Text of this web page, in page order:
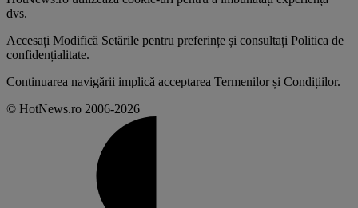
dvs.
Accesați Modifică Setările pentru preferințe și consultați Politica de
confidențialitate.
Continuarea navigării implică acceptarea Termenilor și Condițiilor.
© HotNews.ro 2006-2026